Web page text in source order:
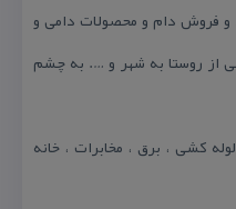
و فروش دام و محصولات دامی و
از روستا به شهر و …. به چشم
كشی ، برق ، مخابرات ، خانه